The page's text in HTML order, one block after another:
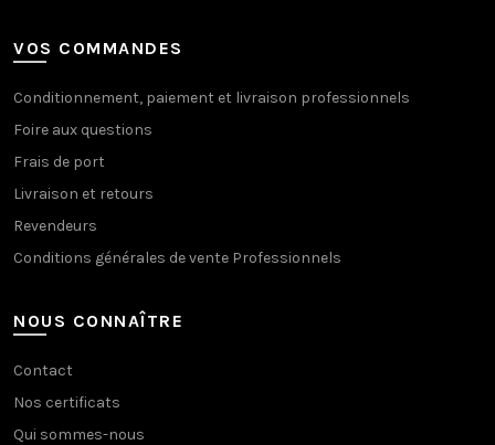
VOS COMMANDES
Conditionnement, paiement et livraison professionnels
Foire aux questions
Frais de port
Livraison et retours
Revendeurs
Conditions générales de vente Professionnels
NOUS CONNAÎTRE
Contact
Nos certificats
Qui sommes-nous